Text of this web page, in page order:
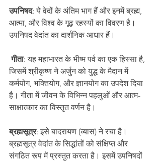
उपनिषद: ये वेदों के अंतिम भाग हैं और इनमें ब्रह्म,
आत्मा, और विश्व के गूढ़ रहस्यों का विवरण है।
उपनिषद वेदांत का दार्शनिक आधार हैं।
गीता: यह महाभारत के भीष्म पर्व का एक हिस्सा है,
जिसमें श्रीकृष्ण ने अर्जुन को युद्ध के मैदान में
कर्मयोग, भक्तियोग, और ज्ञानयोग का उपदेश दिया
है। गीता में जीवन के विभिन्न पहलुओं और आत्म-
साक्षात्कार का विस्तृत वर्णन है।
ब्रह्मसूत्र: इसे बादरायण (व्यास) ने रचा है।
ब्रह्मसूत्र वेदांत के सिद्धांतों को संक्षिप्त और
संगठित रूप में प्रस्तुत करता है। इसमें उपनिषदों